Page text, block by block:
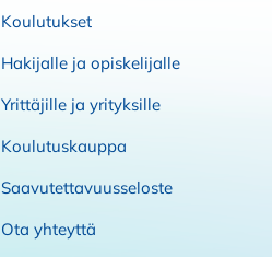
Koulutukset
Hakijalle ja opiskelijalle
Yrittäjille ja yrityksille
Koulutuskauppa
Saavutettavuusseloste
Ota yhteyttä